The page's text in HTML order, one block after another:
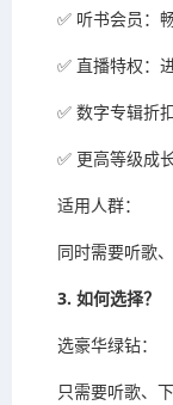
✅ 听书会员：
✅ 直播特权：
✅ 数字专辑折
✅ 更高等级成
适用人群：
同时需要听歌
3. 如何选择？
选豪华绿钻：
只需要听歌、